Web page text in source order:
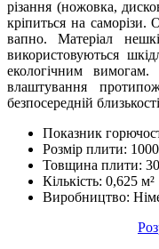
різання (ножовка,
кріпиться на саморізи.
вапно. Матеріал
використовуються
екологічним вимогам.
влаштування
безпосередній
Показник
Розмір плити:
Товщина плити:
Кількість: 0,625 м²
Виробництво: